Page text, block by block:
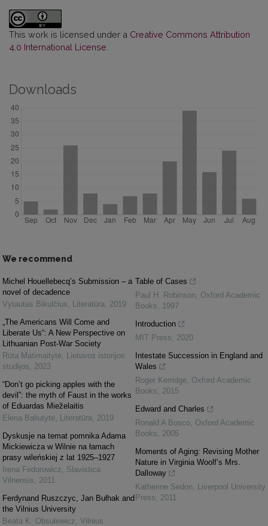
This work is licensed under a Creative Commons Attribution
4.0 International License
Downloads
We recommend
Michel Houellebecq’s Submission – a
novel of decadence
Vytautas Bikulčius
Literatūra
2019
„The Americans Will Come and
Liberate Us“: A New Perspective on
Lithuanian Post-War Society
Rūta Matimaitytė Lietuvos istorijos
studijos
2023
“Don’t go picking apples with the
devil”: the myth of Faust in the works
of Eduardas Mieželaitis
Elena Baliutytė Literatūra
2019
Dyskusje na temat pomnika Adama
Mickiewicza w Wilnie na łamach
prasy wileńskiej z lat 1925–1927
Irena Fedorowicz
Slavistica
Vilnensis
2011
Ferdynand Ruszczyc, Jan Bułhak and
the Vilnius University
Beata K. Obsulewicz Vilnius
Table of Cases
Paul H. Robinson
Oxford Academic
Books
1997
Introduction
MIT Press
2020
Intestate Succession in England and
Wales
Roger Kerridge Oxford Academic
Books
2015
Edward and Charles
Ronald A Bosco Oxford Academic
Books
2005
Moments of Aging: Revising Mother
Nature in Virginia Woolf’s Mrs.
Dalloway
Katherine Sedon
Liverpool University
Press
2011